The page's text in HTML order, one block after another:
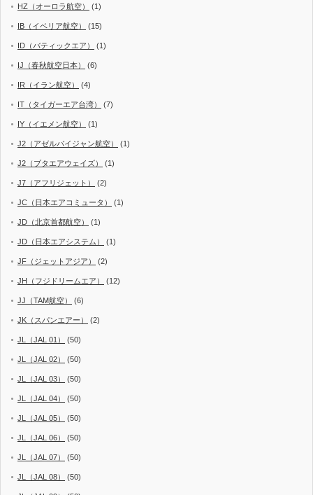
HZ（オーロラ航空） (1)
IB（イベリア航空） (15)
ID（バティックエア） (1)
IJ（春秋航空日本） (6)
IR（イラン航空） (4)
IT（タイガーエア台湾） (7)
IY（イエメン航空） (1)
J2（アゼルバイジャン航空） (1)
J2（ブタエアウェイズ） (1)
J7（アフリジェット） (2)
JC（日本エアコミュータ） (1)
JD（北京首都航空） (1)
JD（日本エアシステム） (1)
JF（ジェットアジア） (2)
JH（フジドリームエア） (12)
JJ（TAM航空） (6)
JK（スパンエアー） (2)
JL（JAL 01） (50)
JL（JAL 02） (50)
JL（JAL 03） (50)
JL（JAL 04） (50)
JL（JAL 05） (50)
JL（JAL 06） (50)
JL（JAL 07） (50)
JL（JAL 08） (50)